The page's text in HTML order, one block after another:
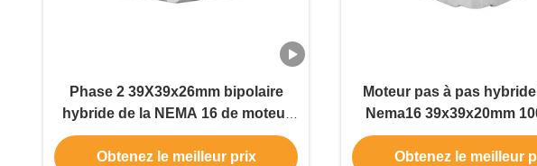
Phase 2 39X39x26mm bipolaire
hybride de la NEMA 16 de moteur
pas à pas de 0.4A 12V
Obtenez le meilleur prix
Moteur pas à pas
Nema16 39x39x20mm
pour équipement
Obtenez le meilleur